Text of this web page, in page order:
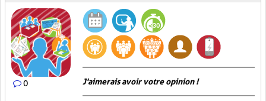
0 J'aimerais avoir votre opinion !